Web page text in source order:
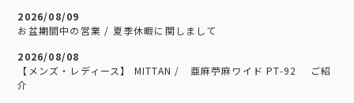
2026/08/09
お盆期間中の営業 / 夏季休暇に関しまして
2026/08/08
【メンズ・レディース】 MITTAN / 亜麻苧麻ワイド PT-92 ご紹
介